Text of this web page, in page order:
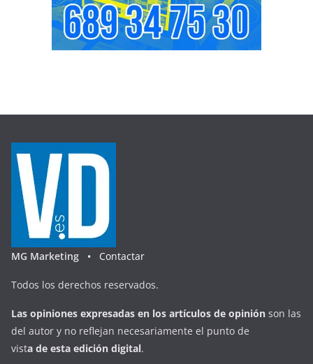
MG Marketing • Contactar
Todos los derechos reservados.
Las opiniones expresadas en los artículos de opinión son las
del autor y no reflejan necesariamente el punto de
vista de esta edición digital.